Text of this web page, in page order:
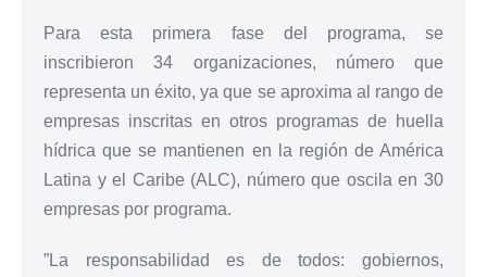
Para esta primera fase del programa, se
inscribieron 34 organizaciones, número que
representa un éxito, ya que se aproxima al rango de
empresas inscritas en otros programas de huella
hídrica que se mantienen en la región de América
Latina y el Caribe (ALC), número que oscila en 30
empresas por programa.
”La responsabilidad es de todos: gobiernos,